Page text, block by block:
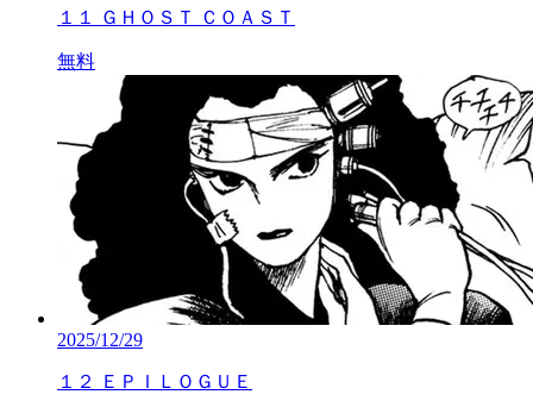
１１ ＧＨＯＳＴ ＣＯＡＳＴ
無料
2025/12/29
１２ ＥＰＩＬＯＧＵＥ